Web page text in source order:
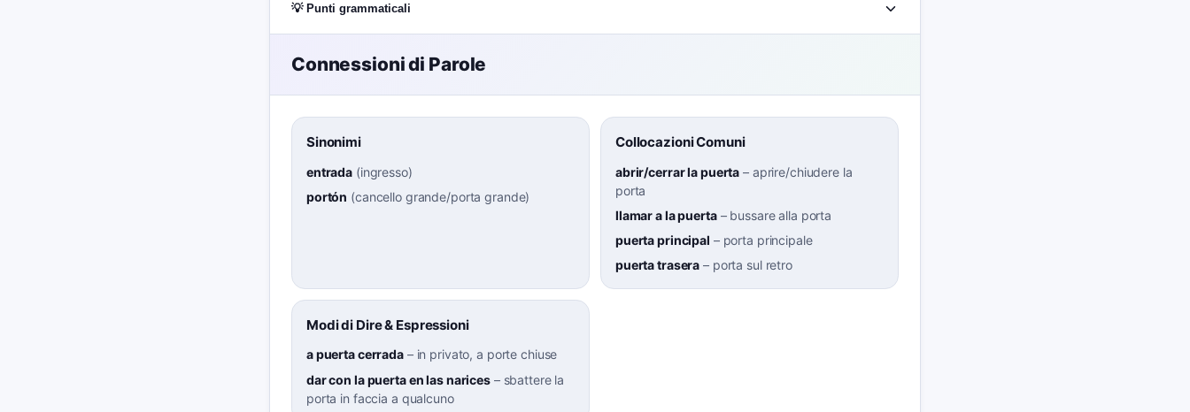
💡 Punti grammaticali
Connessioni di Parole
Sinonimi
entrada (ingresso)
portón (cancello grande/porta grande)
Collocazioni Comuni
abrir/cerrar la puerta – aprire/chiudere la
porta
llamar a la puerta– bussare alla porta
puerta principal – porta principale
puerta trasera – porta sul retro
Modi di Dire & Espressioni
a puerta cerrada– in privato, a porte chiuse
dar con la puerta en las narices– sbattere la
porta in faccia a qualcuno